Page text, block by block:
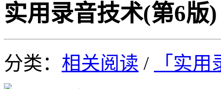
实用录音技术(第6版)
分类： 相关阅读 / 「实